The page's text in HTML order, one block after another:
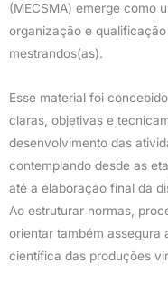
(MECSMA) emerge como
organização e
mestrandos(as).
Esse material foi
claras, objetivas e
desenvolvimento das
contemplando desde as
até a elaboração final da
Ao estruturar normas,
orientar também assegura
científica das produções